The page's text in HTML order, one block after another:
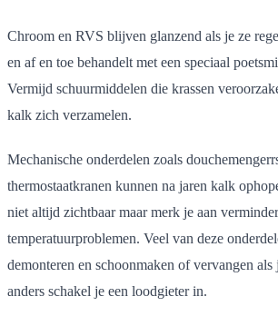
Chroom en RVS blijven glanzend als je ze
en af en toe behandelt met een speciaal
Vermijd schuurmiddelen die krassen
kalk zich verzamelen.
Mechanische onderdelen zoals
thermostaatkranen kunnen na jaren kalk
niet altijd zichtbaar maar merk je aan
temperatuurproblemen. Veel van deze
demonteren en schoonmaken of vervangen als
anders schakel je een loodgieter in.